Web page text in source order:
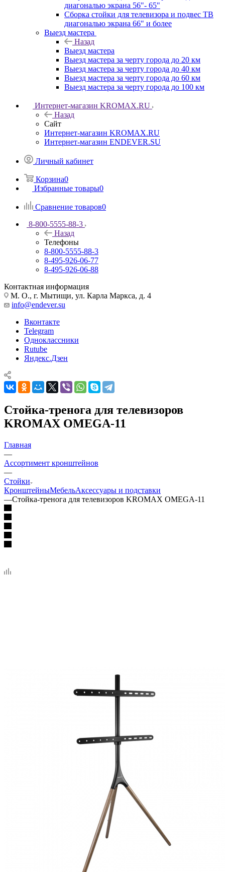
диагональю экрана 56"- 65"
Сборка стойки для телевизора и подвес ТВ
диагональю экрана 66" и более
Выезд мастера
Назад
Выезд мастера
Выезд мастера за черту города до 20 км
Выезд мастера за черту города до 40 км
Выезд мастера за черту города до 60 км
Выезд мастера за черту города до 100 км
Интернет-магазин KROMAX.RU
Назад
Сайт
Интернет-магазин KROMAX.RU
Интернет-магазин ENDEVER.SU
Личный кабинет
Корзина0
Избранные товары0
Сравнение товаров0
8-800-5555-88-3
Назад
Телефоны
8-800-5555-88-3
8-495-926-06-77
8-495-926-06-88
Контактная информация
М. О., г. Мытищи, ул. Карла Маркса, д. 4
info@endever.su
Вконтакте
Telegram
Одноклассники
Rutube
Яндекс.Дзен
Стойка-тренога для телевизоров
KROMAX OMEGA-11
Главная
—
Ассортимент кронштейнов
—
Стойки
КронштейныМебельАксессуары и подставки
—Стойка-тренога для телевизоров KROMAX OMEGA-11